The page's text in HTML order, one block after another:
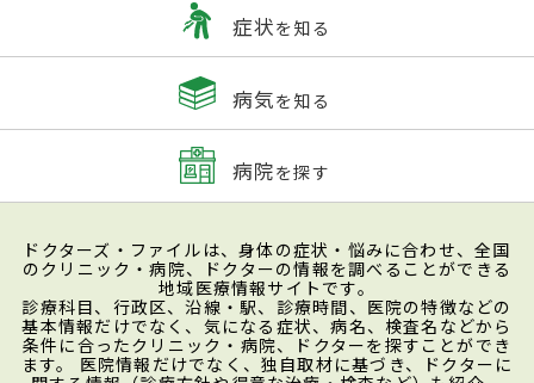
症状を知る
病気を知る
病院を探す
ドクターズ・ファイルは、身体の症状・悩みに合わせ、全国
のクリニック・病院、ドクターの情報を調べることができる
地域医療情報サイトです。
診療科目、行政区、沿線・駅、診療時間、医院の特徴などの
基本情報だけでなく、気になる症状、病名、検査名などから
条件に合ったクリニック・病院、ドクターを探すことができ
ます。 医院情報だけでなく、独自取材に基づき、ドクターに